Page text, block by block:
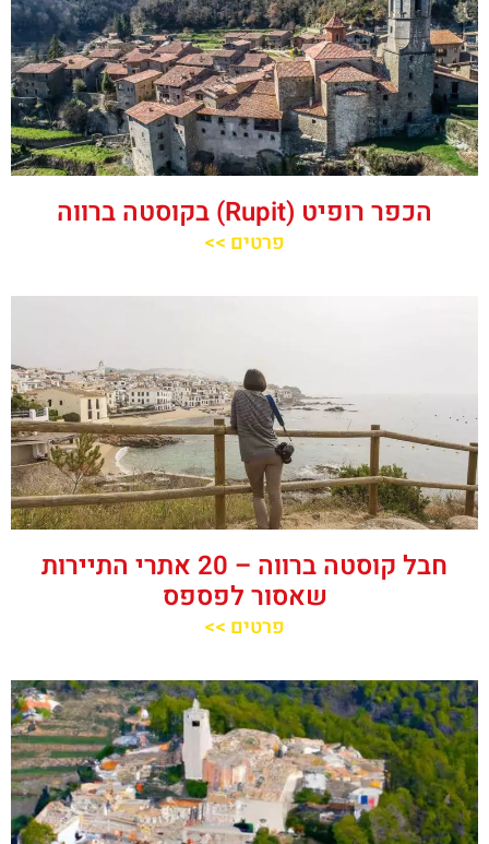
הכפר רופיט (Rupit) בקוסטה ברווה
פרטים >>
חבל קוסטה ברווה – 20 אתרי התיירות
שאסור לפספס
פרטים >>